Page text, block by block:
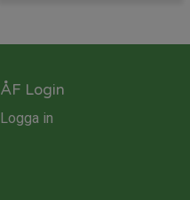
ÅF Login
Logga in